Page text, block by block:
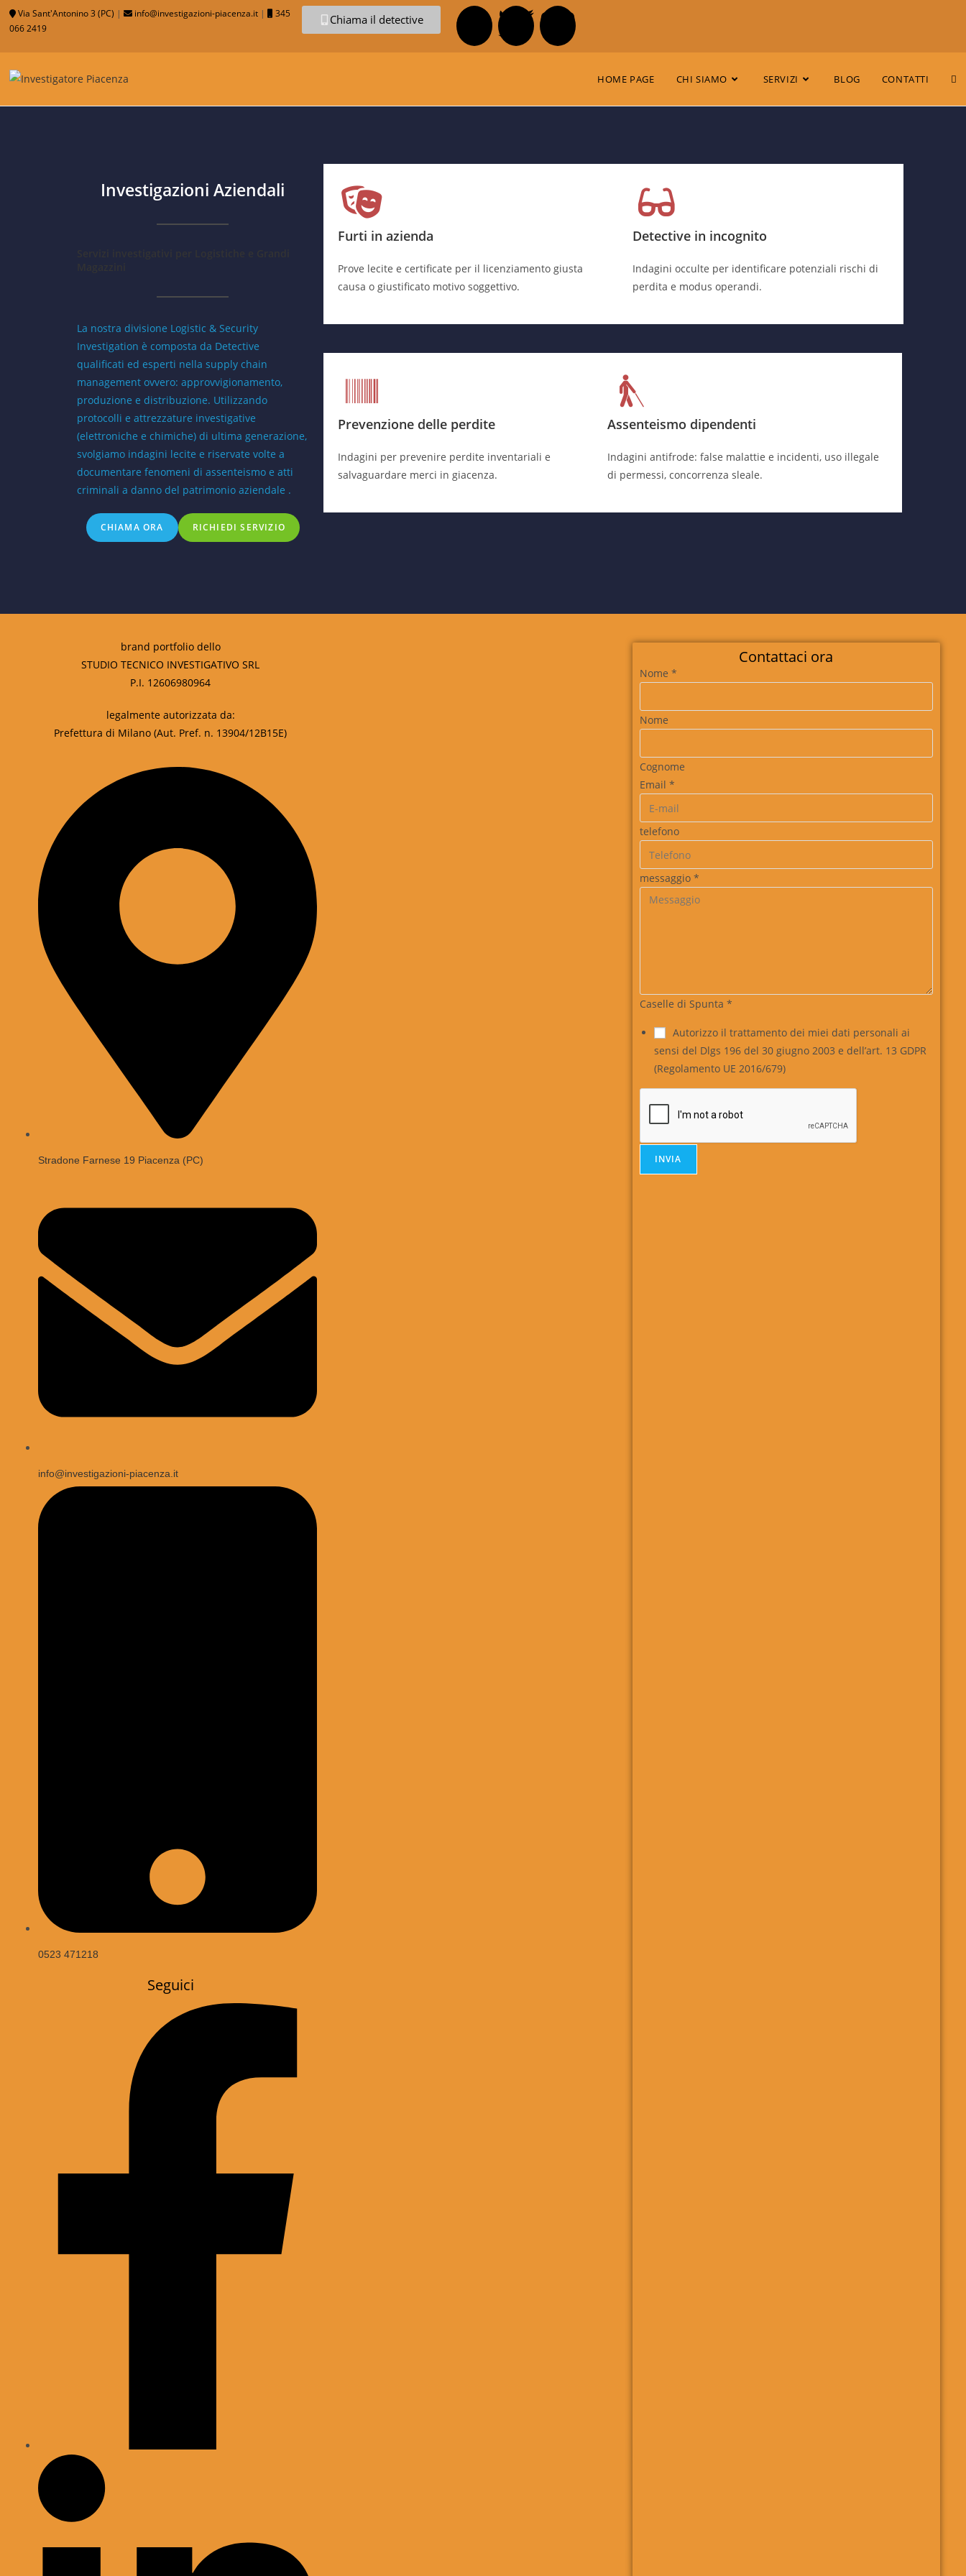
Via Sant'Antonino 3 (PC) | info@investigazioni-piacenza.it |
345
066 2419
Chiama il detective
HOME PAGE CHI SIAMO SERVIZI BLOG CONTATTI
Investigazioni Aziendali
La nostra divisione Logistic & Security
Investigation è composta da Detective
qualificati ed esperti nella supply chain
management ovvero: approvvigionamento,
produzione e distribuzione. Utilizzando
protocolli e attrezzature investigative
(elettroniche e chimiche) di ultima generazione,
svolgiamo indagini lecite e riservate volte a
documentare fenomeni di assenteismo e atti
criminali a danno del patrimonio aziendale .
CHIAMA ORA RICHIEDI SERVIZIO
Furti in azienda
Prove lecite e certificate per il licenziamento giusta
causa o giustificato motivo soggettivo.
Detective in incognito
Indagini occulte per identificare potenziali rischi di
perdita e modus operandi.
Prevenzione delle perdite
Indagini per prevenire perdite inventariali e
salvaguardare merci in giacenza.
Assenteismo dipendenti
Indagini antifrode: false malattie e incidenti, uso illegale
di permessi, concorrenza sleale.
brand portfolio dello
STUDIO TECNICO INVESTIGATIVO SRL
P.I. 12606980964
legalmente autorizzata da:
Prefettura di Milano (Aut. Pref. n. 13904/12B15E)
Stradone Farnese 19 Piacenza (PC)
info@investigazioni-piacenza.it
0523 471218
Seguici
Contattaci ora
Nome *
Nome
Cognome
Email *
telefono
messaggio *
Caselle di Spunta *
Autorizzo il trattamento dei miei dati personali ai
sensi del Dlgs 196 del 30 giugno 2003 e dell’art. 13 GDPR
(Regolamento UE 2016/679)
INVIA